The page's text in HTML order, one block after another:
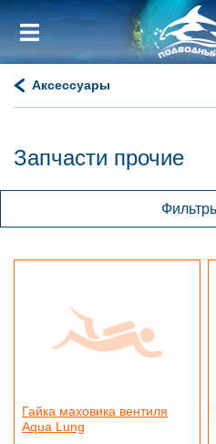
Аксессуары
Запчасти прочие
Гайка маховика вентиля
Aqua Lung